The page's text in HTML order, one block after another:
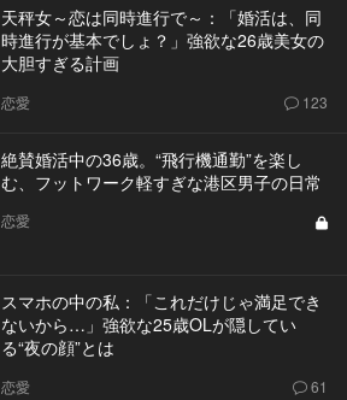
天秤女～恋は同時進行で～：「婚活は、同
時進行が基本でしょ？」強欲な26歳美女の
大胆すぎる計画
恋愛 123
絶賛婚活中の36歳。“飛行機通勤”を楽し
む、フットワーク軽すぎな港区男子の日常
恋愛
スマホの中の私：「これだけじゃ満足でき
ないから…」強欲な25歳OLが隠してい
る“夜の顔”とは
恋愛 61